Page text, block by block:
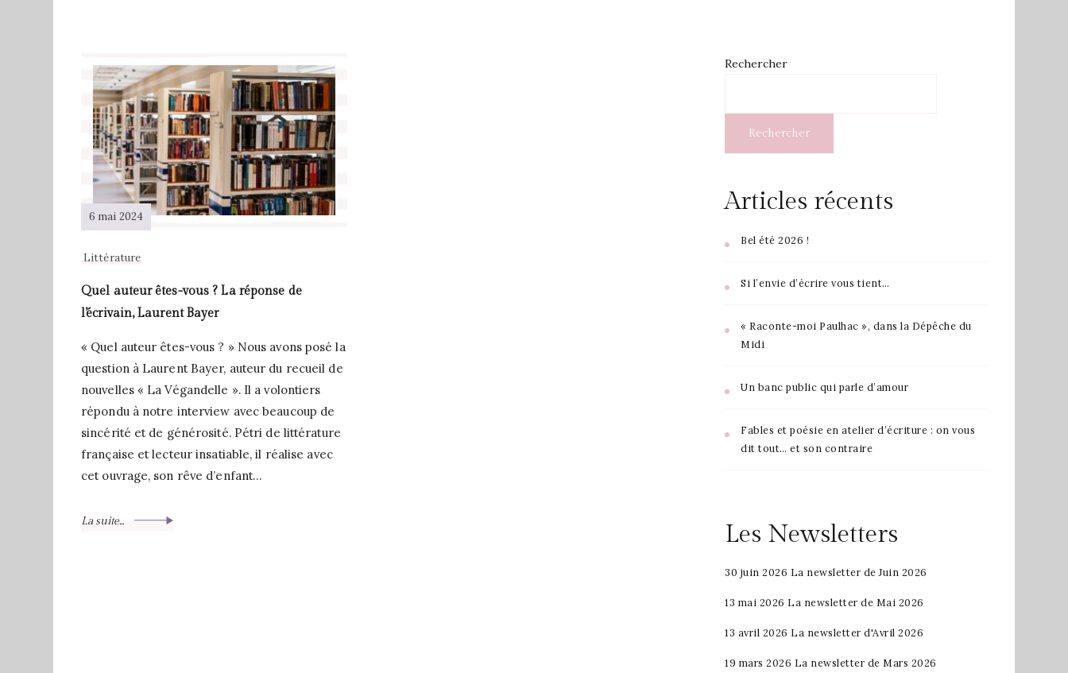
6 mai 2024
Littérature
Quel auteur êtes-vous ? La réponse de
l’écrivain, Laurent Bayer
« Quel auteur êtes-vous ? » Nous avons posé la
question à Laurent Bayer, auteur du recueil de
nouvelles « La Végandelle ». Il a volontiers
répondu à notre interview avec beaucoup de
sincérité et de générosité. Pétri de littérature
française et lecteur insatiable, il réalise avec
cet ouvrage, son rêve d’enfant…
La suite...
Rechercher
Rechercher
Articles récents
Bel été 2026 !
Si l’envie d’écrire vous tient…
« Raconte-moi Paulhac », dans la Dépêche du
Midi
Un banc public qui parle d’amour
Fables et poésie en atelier d’écriture : on vous
dit tout… et son contraire
Les Newsletters
30 juin 2026 La newsletter de Juin 2026
13 mai 2026 La newsletter de Mai 2026
13 avril 2026 La newsletter d'Avril 2026
19 mars 2026 La newsletter de Mars 2026